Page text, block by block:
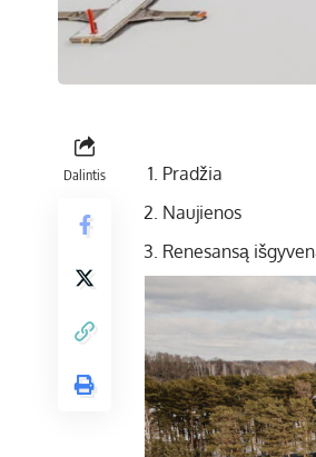
Dalintis
Pradžia
Naujienos
Renesansą